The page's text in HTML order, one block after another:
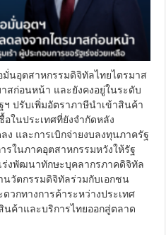
นอุตสาหกรรมดิจิทัลไทยไตรมาส
สก่อนหน้า และยังคงอยู่ในระดับ
ฯ ปรับเพิ่มอัตราภาษีนำเข้าสินค้า
ในประเทศที่ยังจำกัดหลัง
ง และการเบิกจ่ายงบลงทุนภาครัฐ
ในภาคอุตสาหกรรมหวังให้รัฐ
ร่งพัฒนาทักษะบุคลากรภาคดิจิทัล
วัตกรรมดิจิทัลร่วมกับเอกชน
วกทางการค้าระหว่างประเทศ
ค้าและบริการไทยออกสู่ตลาด